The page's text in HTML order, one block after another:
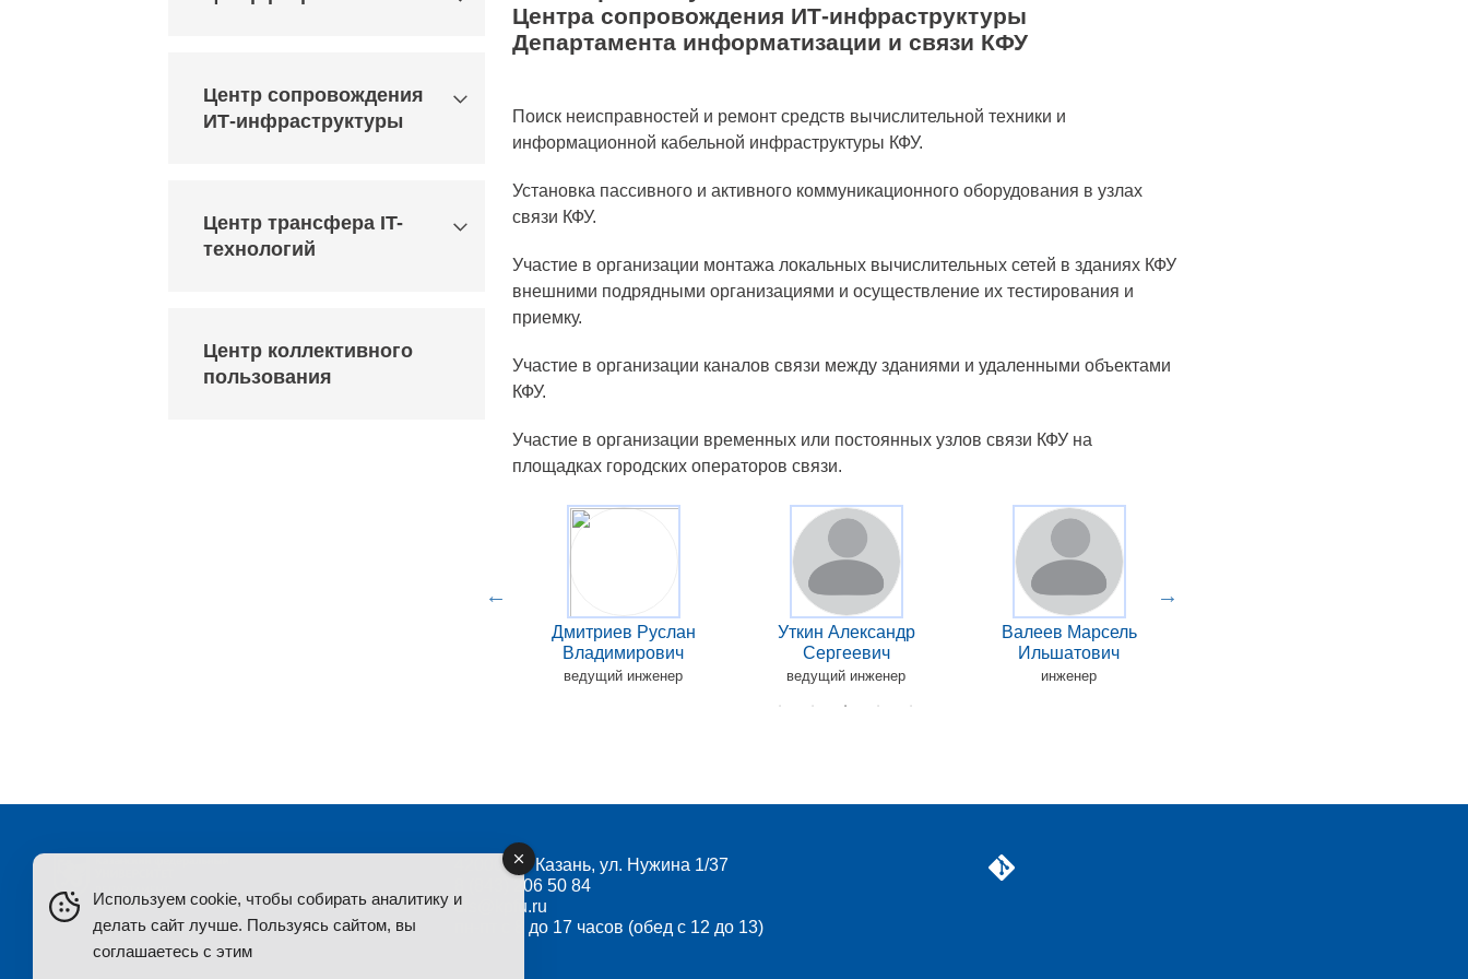
Центр сопровождения
ИТ-инфраструктуры
Центр трансфера IT-
технологий
Центр коллективного
пользования
Центра сопровождения ИТ-инфраструктуры
Департамента информатизации и связи КФУ
Поиск неисправностей и ремонт средств вычислительной техники и
информационной кабельной инфраструктуры КФУ.
Установка пассивного и активного коммуникационного оборудования в узлах
связи КФУ.
Участие в организации монтажа локальных вычислительных сетей в зданиях КФУ
внешними подрядными организациями и осуществление их тестирования и
приемку.
Участие в организации каналов связи между зданиями и удаленными объектами
КФУ.
Участие в организации временных или постоянных узлов связи КФУ на
площадках городских операторов связи.
Дмитриев Руслан
Владимирович
ведущий инженер
Уткин Александр
Сергеевич
ведущий инженер
Валеев Марсель
Ильшатович
инженер
420008, г. Казань, ул. Нужина 1/37
8 (843) 206 50 84
dis@kpfu.ru
пн-пт с 8 до 17 часов (обед с 12 до 13)
Используем cookie, чтобы собирать аналитику и
делать сайт лучше. Пользуясь сайтом, вы
соглашаетесь с этим